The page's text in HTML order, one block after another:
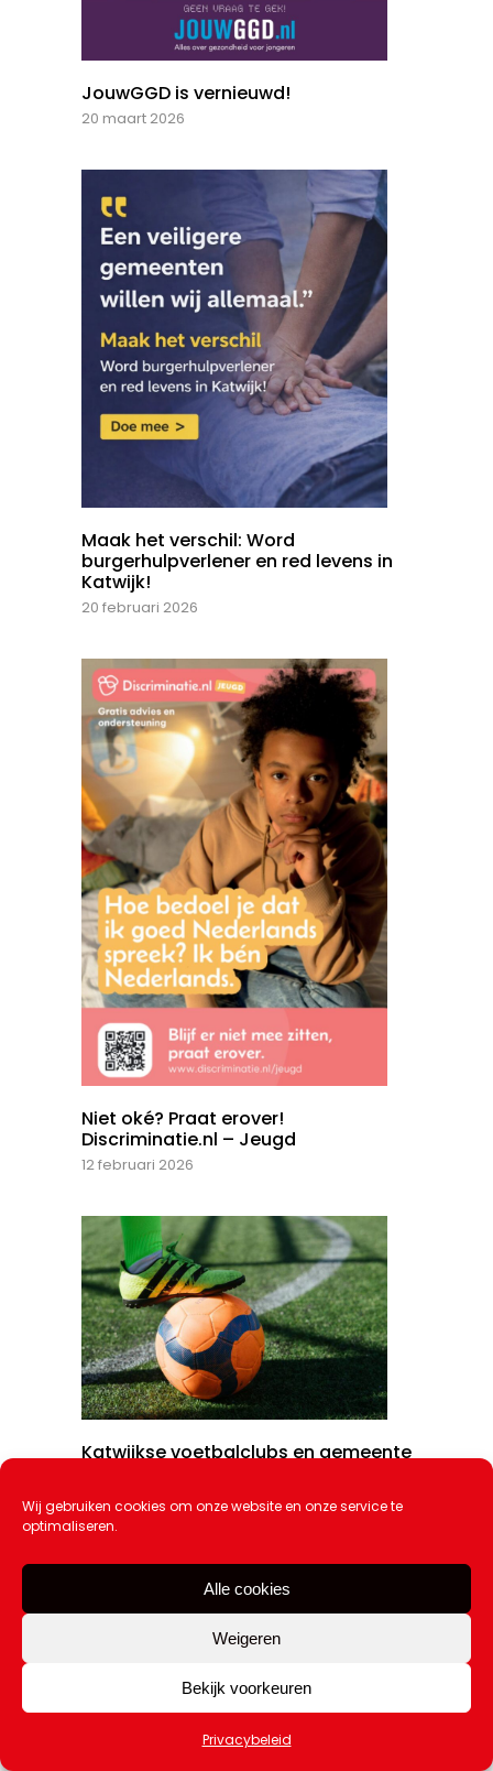
Wij gebruiken cookies om onze website en onze service te
optimaliseren.
Alle cookies
Weigeren
Bekijk voorkeuren
Privacybeleid
JouwGGD is vernieuwd!
20 maart 2026
Maak het verschil: Word
burgerhulpverlener en red levens in
Katwijk!
20 februari 2026
Niet oké? Praat erover!
Discriminatie.nl – Jeugd
12 februari 2026
Katwijkse voetbalclubs en gemeente
9 februari 2026